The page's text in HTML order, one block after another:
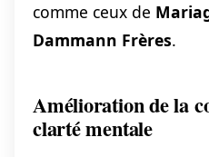
comme ceux de
Dammann Frères.
Amélioration de la
clarté mentale